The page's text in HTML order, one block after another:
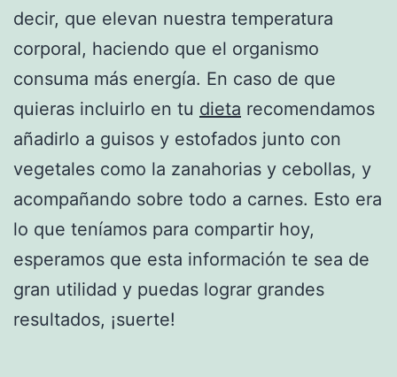
decir, que elevan nuestra temperatura
corporal, haciendo que el organismo
consuma más energía. En caso de que
quieras incluirlo en tu dieta recomendamos
añadirlo a guisos y estofados junto con
vegetales como la zanahorias y cebollas, y
acompañando sobre todo a carnes. Esto era
lo que teníamos para compartir hoy,
esperamos que esta información te sea de
gran utilidad y puedas lograr grandes
resultados, ¡suerte!